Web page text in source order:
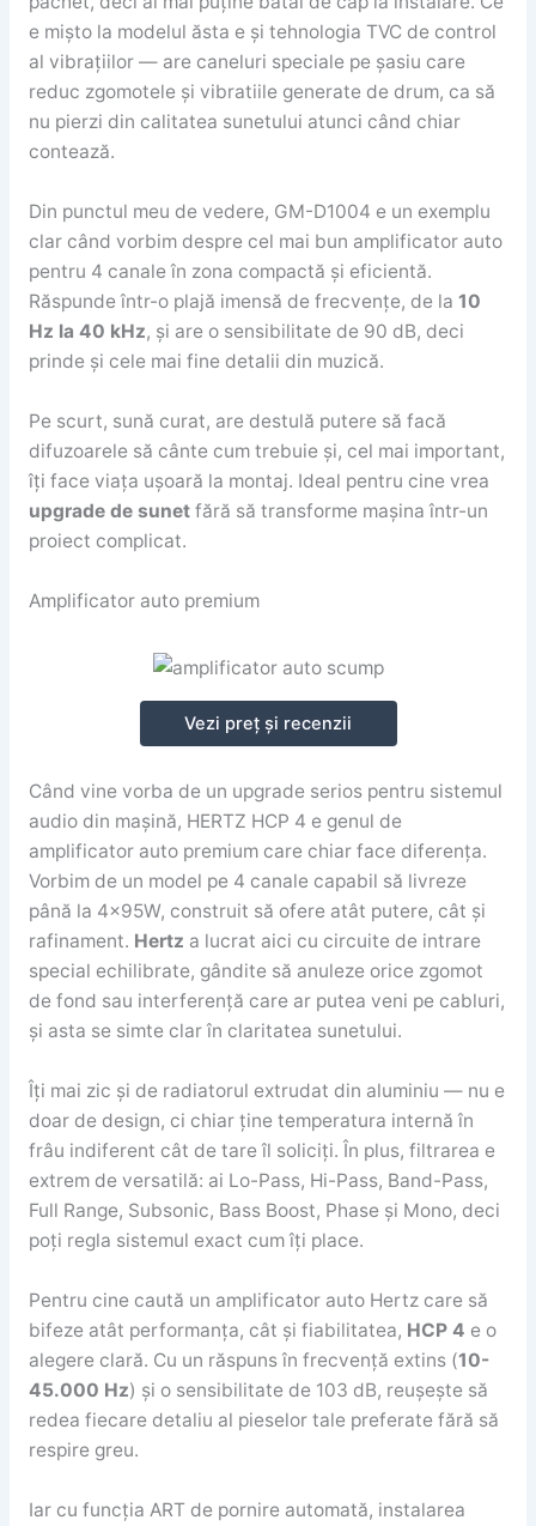
e mișto la modelul ăsta e și tehnologia TVC de control
al vibrațiilor — are caneluri speciale pe șasiu care
reduc zgomotele și vibratiile generate de drum, ca să
nu pierzi din calitatea sunetului atunci când chiar
contează.
Din punctul meu de vedere, GM-D1004 e un exemplu
clar când vorbim despre cel mai bun amplificator auto
pentru 4 canale în zona compactă și eficientă.
Răspunde într-o plajă imensă de frecvențe, de la 10
Hz la 40 kHz, și are o sensibilitate de 90 dB, deci
prinde și cele mai fine detalii din muzică.
Pe scurt, sună curat, are destulă putere să facă
difuzoarele să cânte cum trebuie și, cel mai important,
îți face viața ușoară la montaj. Ideal pentru cine vrea
upgrade de sunetfără să transforme mașina într-un
proiect complicat.
Amplificator auto premium
Vezi preț și recenzii
Când vine vorba de un upgrade serios pentru sistemul
audio din mașină, HERTZ HCP 4 e genul de
amplificator auto premium care chiar face diferența.
Vorbim de un model pe 4 canale capabil să livreze
până la 4x95W, construit să ofere atât putere, cât și
rafinament. Hertz a lucrat aici cu circuite de intrare
special echilibrate, gândite să anuleze orice zgomot
de fond sau interferență care ar putea veni pe cabluri,
și asta se simte clar în claritatea sunetului.
Îți mai zic și de radiatorul extrudat din aluminiu — nu e
doar de design, ci chiar ține temperatura internă în
frâu indiferent cât de tare îl soliciți. În plus, filtrarea e
extrem de versatilă: ai Lo-Pass, Hi-Pass, Band-Pass,
Full Range, Subsonic, Bass Boost, Phase și Mono, deci
poți regla sistemul exact cum îți place.
Pentru cine caută un amplificator auto Hertz care să
bifeze atât performanța, cât și fiabilitatea, HCP 4 e o
alegere clară. Cu un răspuns în frecvență extins (10-
45.000 Hz) și o sensibilitate de 103 dB, reușește să
redea fiecare detaliu al pieselor tale preferate fără să
respire greu.
Iar cu funcția ART de pornire automată, instalarea